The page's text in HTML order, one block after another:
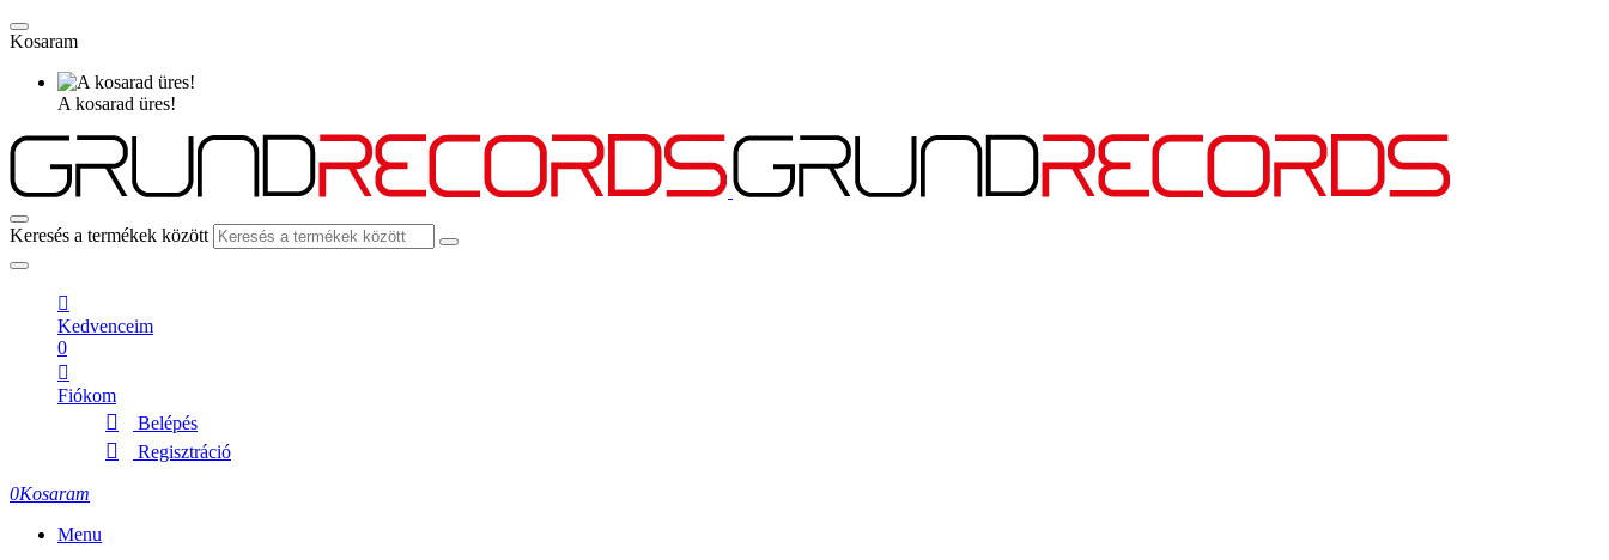
Kosaram
A kosarad üres!
Keresés a termékek között
Kedvenceim
0
Fiókom
Belépés
Regisztráció
0Kosaram
Menu